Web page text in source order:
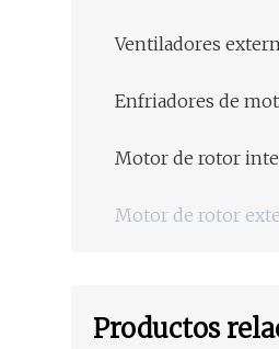
Ventiladores
Enfriadores de
Motor de rotor
Motor de rotor
Productos